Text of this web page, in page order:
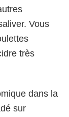
Vous
très
dans la
sur